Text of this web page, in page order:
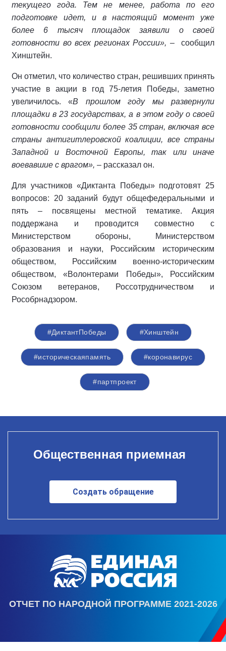
текущего года. Тем не менее, работа по его
подготовке идет, и в настоящий момент уже
более 6 тысяч площадок заявили о своей
готовности во всех регионах России», – сообщил
Хинштейн.
Он отметил, что количество стран, решивших принять
участие в акции в год 75-летия Победы, заметно
увеличилось. «В прошлом году мы развернули
площадки в 23 государствах, а в этом году о своей
готовности сообщили более 35 стран, включая все
страны антигитлеровской коалиции, все страны
Западной и Восточной Европы, так или иначе
воевавшие с врагом», – рассказал он.
Для участников «Диктанта Победы» подготовят 25
вопросов: 20 заданий будут общефедеральными и
пять – посвящены местной тематике. Акция
поддержана и проводится совместно с
Министерством обороны, Министерством
образования и науки, Российским историческим
обществом, Российским военно-историческим
обществом, «Волонтерами Победы», Российским
Союзом ветеранов, Россотрудничеством и
Рособрнадзором.
#ДиктантПобеды #Хинштейн
#историческаяпамять #коронавирус
#партпроект
Общественная приемная
Создать обращение
ОТЧЕТ ПО НАРОДНОЙ ПРОГРАММЕ 2021-2026